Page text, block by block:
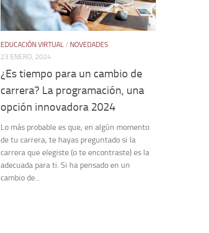
EDUCACIÓN VIRTUAL/ NOVEDADES
23 ENERO, 2024
¿Es tiempo para un cambio de
carrera? La programación, una
opción innovadora 2024
Lo más probable es que, en algún momento
de tu carrera, te hayas preguntado si la
carrera que elegiste (o te encontraste) es la
adecuada para ti. Si ha pensado en un
cambio de...